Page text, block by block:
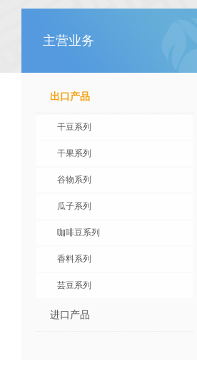
主营业务
出口产品
干豆系列
干果系列
谷物系列
瓜子系列
咖啡豆系列
香料系列
芸豆系列
进口产品